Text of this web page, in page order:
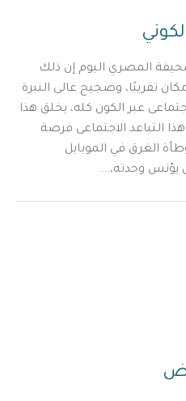
المصري اليوم إن ذلك
تقريبًا، وضجيج عالى النبرة
عبر الكون كله، يخلق هذا
التباعد الاجتماعى فرصة
الغرق في الموبايل
يؤنس وحدته،...